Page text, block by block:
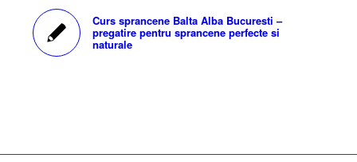
Curs sprancene Balta Alba Bucuresti –
pregatire pentru sprancene perfecte si
naturale